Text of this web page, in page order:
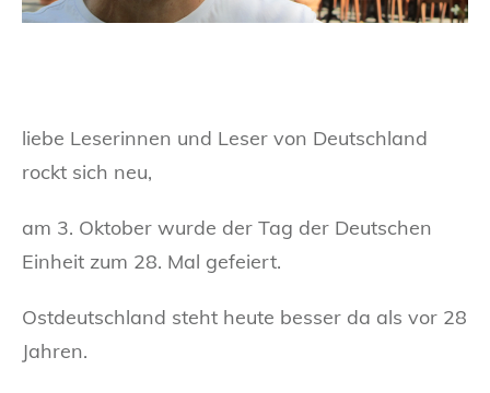
liebe Leserinnen und Leser von Deutschland
rockt sich neu,
am 3. Oktober wurde der Tag der Deutschen
Einheit zum 28. Mal gefeiert.
Ostdeutschland steht heute besser da als vor 28
Jahren.